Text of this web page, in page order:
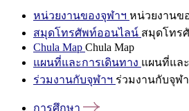
หน่วยงานของจุฬาฯ หน่วยงานข
สมุดโทรศัพท์ออนไลน์ สมุดโทร
Chula Map Chula Map
แผนที่และการเดินทาง แผนที่แล
ร่วมงานกับจุฬาฯ ร่วมงานกับจุฬ
การศึกษา